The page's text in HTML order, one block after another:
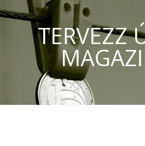
TERVEZZ